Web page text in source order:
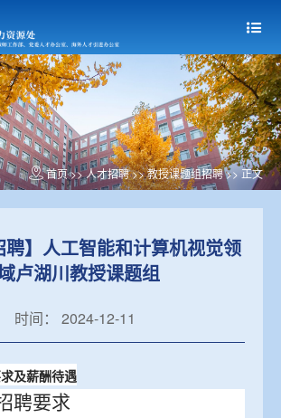
首页>>人才招聘>>教授课题组招聘>> 正文
聘】人工智能和计算机视觉领
卢湖川教授课题组
时间： 2024-12-11
及薪酬待遇
聘要求